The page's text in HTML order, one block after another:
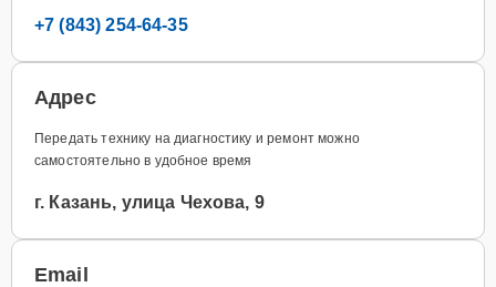
+7 (843) 254-64-35
Адрес
Передать технику на диагностику и ремонт можно
самостоятельно в удобное время
г. Казань, улица Чехова, 9
Email